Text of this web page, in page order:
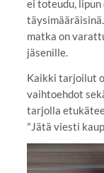
ei toteudu,
matka on
jäsenille.
Kaikki tarjoilut
vaihtoehdot
tarjolla
"Jätä viesti